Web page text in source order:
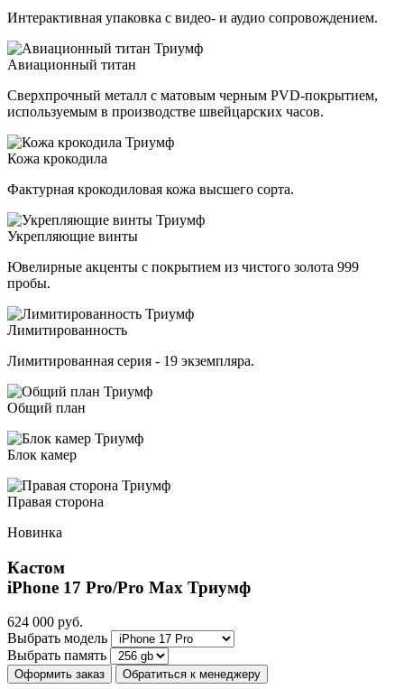
Интерактивная упаковка с видео- и аудио сопровождением.
Авиационный титан
Сверхпрочный металл с матовым черным PVD-покрытием,
используемым в производстве швейцарских часов.
Кожа крокодила
Фактурная крокодиловая кожа высшего сорта.
Укрепляющие винты
Ювелирные акценты с покрытием из чистого золота 999
пробы.
Лимитированность
Лимитированная серия - 19 экземпляра.
Общий план
Блок камер
Правая сторона
Новинка
Кастом
iPhone 17 Pro/Pro Max Триумф
624 000 руб.
Выбрать модель
Выбрать память
Оформить заказ Обратиться к менеджеру